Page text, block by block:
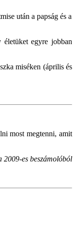
után a papság és a
egyre jobban
miséken (április és
most megtenni, amit
2009-es beszámolóból